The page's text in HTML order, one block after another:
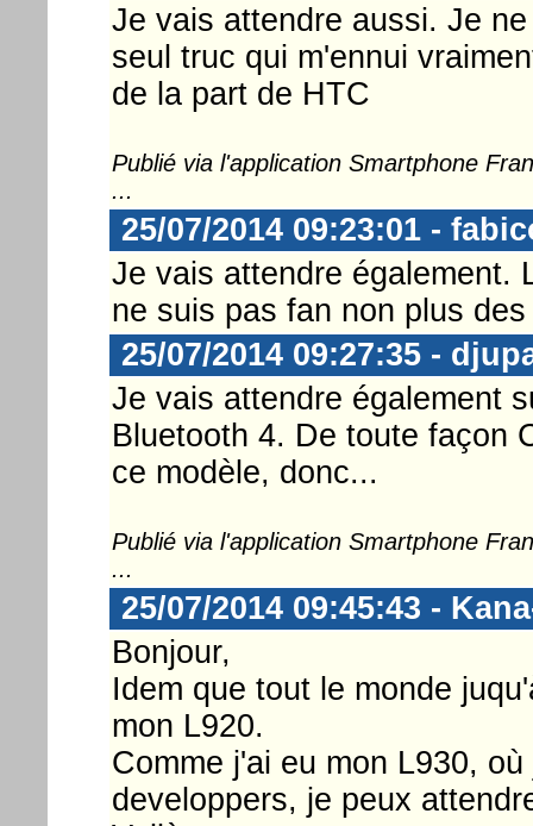
Je vais attendre aussi. Je
seul truc qui m'ennui
de la part de HTC
Publié via l'application Smartphone
...
25/07/2014 09:23:01 -
Je vais attendre également.
ne suis pas fan non plus
25/07/2014 09:27:35 -
Je vais attendre également
Bluetooth 4. De toute façon
ce modèle, donc...
Publié via l'application Smartphone
...
25/07/2014 09:45:43 -
Bonjour,
Idem que tout le monde
mon L920.
Comme j'ai eu mon L930,
developpers, je peux